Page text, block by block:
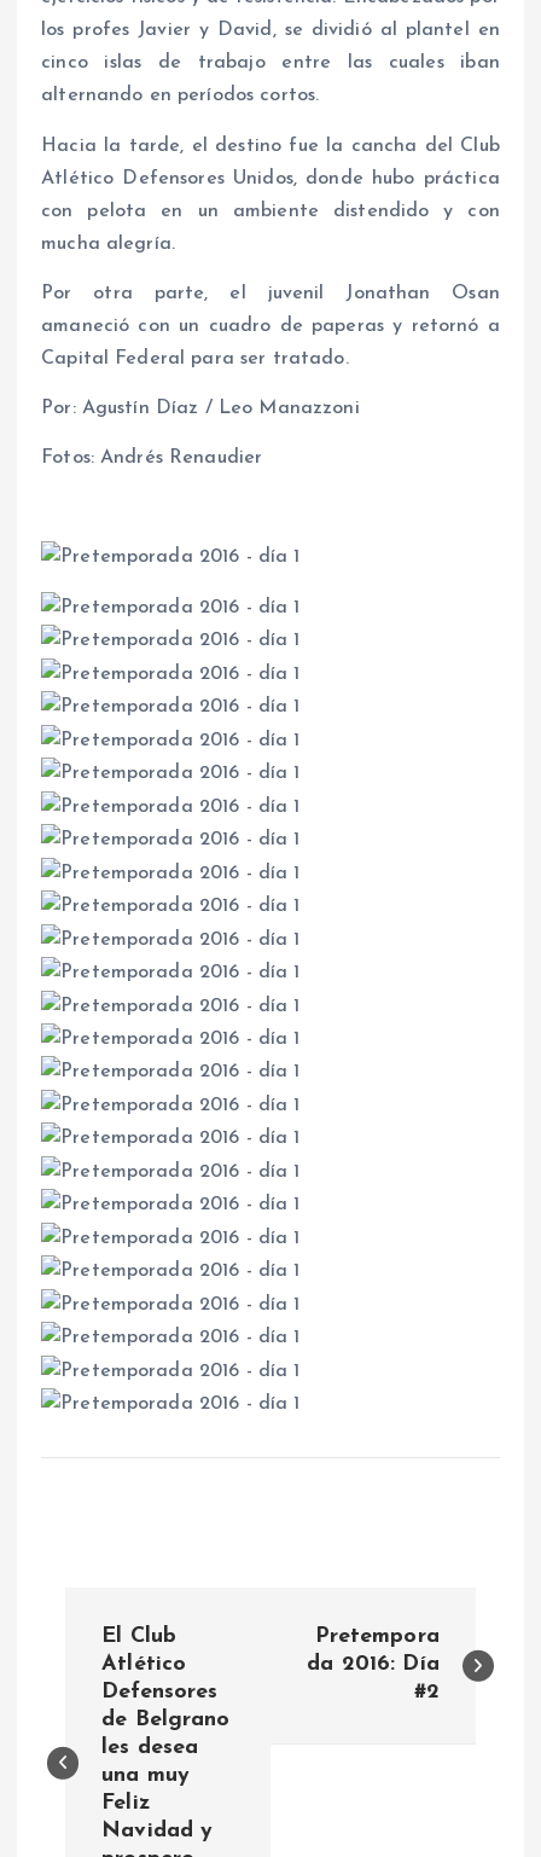
los profes Javier y David, se dividió al plantel en
cinco islas de trabajo entre las cuales iban
alternando en períodos cortos.
Hacia la tarde, el destino fue la cancha del Club
Atlético Defensores Unidos, donde hubo práctica
con pelota en un ambiente distendido y con
mucha alegría.
Por otra parte, el juvenil Jonathan Osan
amaneció con un cuadro de paperas y retornó a
Capital Federal para ser tratado.
Por: Agustín Díaz / Leo Manazzoni
Fotos: Andrés Renaudier
v
e
El Club
Atlético
Defensores
de Belgrano
les desea
una muy
Feliz
Navidad y
Pretempora
da 2016: Día
#2